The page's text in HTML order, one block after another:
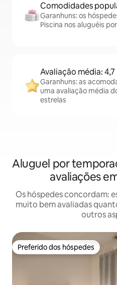
Comodidades
Garanhuns: os
Piscina nos aluguéis
Avaliação média: 4,7
Garanhuns: as
uma avaliação média
estrelas
Aluguel por
avaliações
Os hóspedes concordam:
muito bem avaliadas
outros
Preferido dos hóspedes
Preferido dos hóspedes